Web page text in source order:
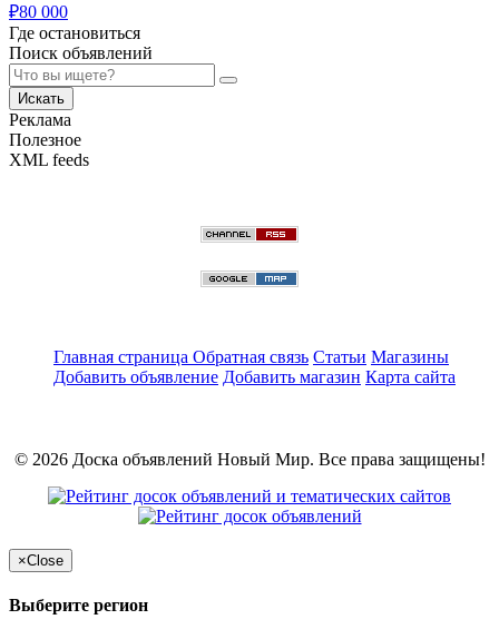
₽80 000
Где остановиться
Поиск объявлений
Искать
Реклама
Полезное
XML feeds
Главная страница Обратная связь Статьи Магазины
Добавить объявление Добавить магазин Карта сайта
© 2026 Доска объявлений Новый Мир. Все права защищены!
×Close
Выберите регион